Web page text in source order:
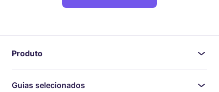
Produto
Guias selecionados